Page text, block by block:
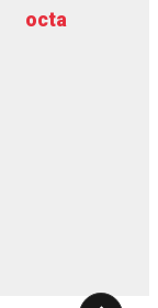
octa
dziļurbums